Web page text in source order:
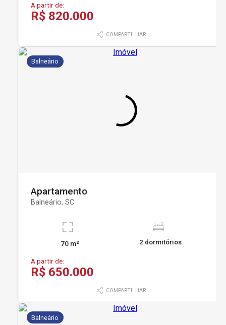
A partir de:
R$ 820.000
COMPARTILHAR
Balneário
Apartamento
Balneário, SC
70 m² 2 dormitórios
A partir de:
R$ 650.000
COMPARTILHAR
Balneário